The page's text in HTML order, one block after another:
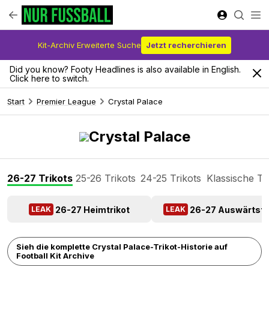
Kit-Archiv Erweiterte Suche Jetzt recherchieren
Did you know? Footy Headlines is also available in English.
Click here to switch.
Start Premier League Crystal Palace
Crystal Palace
26-27 Trikots 25-26 Trikots 24-25 Trikots Klassische
LEAK 26-27 Heimtrikot LEAK 26-27
Sieh die komplette Crystal Palace-Trikot-Historie auf
Football Kit Archive